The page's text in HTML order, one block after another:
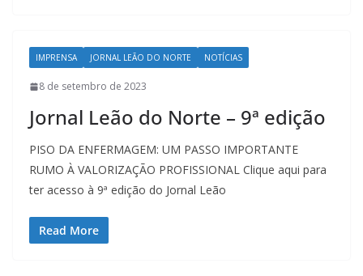
IMPRENSA JORNAL LEÃO DO NORTE NOTÍCIAS
8 de setembro de 2023
Jornal Leão do Norte – 9ª edição
PISO DA ENFERMAGEM: UM PASSO IMPORTANTE
RUMO À VALORIZAÇÃO PROFISSIONAL Clique aqui para
ter acesso à 9ª edição do Jornal Leão
Read More